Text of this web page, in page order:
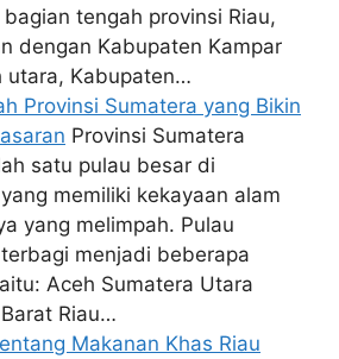
tengah provinsi Riau,
dengan Kabupaten Kampar
utara, Kabupaten…
Provinsi Sumatera yang Bikin
Provinsi Sumatera
satu pulau besar di
memiliki kekayaan alam
yang melimpah. Pulau
menjadi beberapa
Aceh Sumatera Utara
Riau…
Makanan Khas Riau